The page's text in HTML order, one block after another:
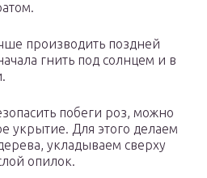
производить поздней
гнить под солнцем и в
побеги роз, можно
укрытие. Для этого делаем
укладываем сверху
опилок.